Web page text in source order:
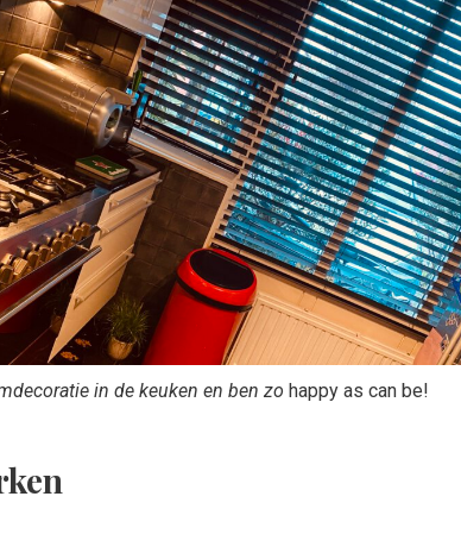
in de keuken en ben zo happy as can be!